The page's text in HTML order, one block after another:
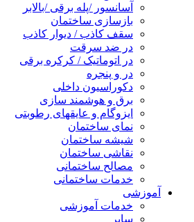
آسانسور /پله برقی /بالابر
بازسازی ساختمان
سقف کاذب / دیوار کاذب
در ضد سرقت
در اتوماتیک / کرکره برقی
در و پنجره
دکوراسیون داخلی
برق و هوشمند سازی
ایزوگام و عایقهای رطوبتی
نمای ساختمان
شیشه ساختمان
نقاشی ساختمان
مصالح ساختمانی
خدمات ساختمانی
آموزشی
خدمات آموزشی
سایر